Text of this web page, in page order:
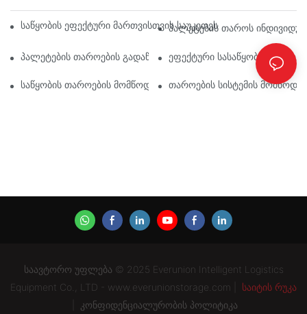
Საწყობის Ეფექტური Მართვისთვის Საუკეთესო Სამრეწველო
Პალეტების Თაროს
Პალეტების Თაროების Გადაწყვეტილებების Მომავალი:
Ეფექტური Სასაწყობო
Საწყობის Თაროების Მომწოდებლები: Რას Უნდა Მიაქციოთ
Თაროების Სისტემის
საავტორო უფლება © 2025 Everunion Intelligent Logistics
Equipment Co., LTD - www.everunionstorage.com |
საიტის რუკა
კონფიდენციალურობის პოლიტიკა